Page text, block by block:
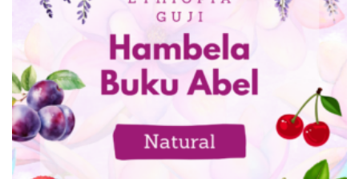
chosen
on
product